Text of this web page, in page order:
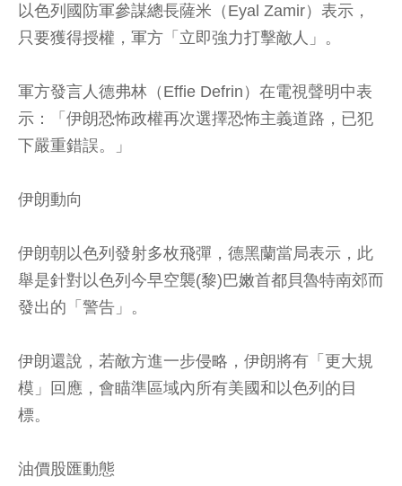
以色列國防軍參謀總長薩米（Eyal Zamir）表示，
只要獲得授權，軍方「立即強力打擊敵人」。
軍方發言人德弗林（Effie Defrin）在電視聲明中表
示：「伊朗恐怖政權再次選擇恐怖主義道路，已犯
下嚴重錯誤。」
伊朗動向
伊朗朝以色列發射多枚飛彈，德黑蘭當局表示，此
舉是針對以色列今早空襲(黎)巴嫩首都貝魯特南郊而
發出的「警告」。
伊朗還說，若敵方進一步侵略，伊朗將有「更大規
模」回應，會瞄準區域內所有美國和以色列的目
標。
油價股匯動態